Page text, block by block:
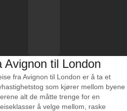
Avignon til London
fra Avignon til London er å ta et
som kjører mellom byene
alt de måtte trenge for en
å velge mellom, raske